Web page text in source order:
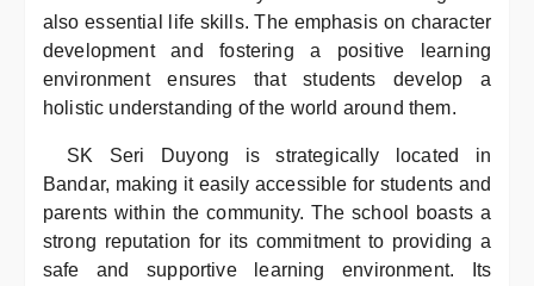
also essential life skills. The emphasis on character
development and fostering a positive learning
environment ensures that students develop a
holistic understanding of the world around them.
SK Seri Duyong is strategically located in
Bandar, making it easily accessible for students and
parents within the community. The school boasts a
strong reputation for its commitment to providing a
safe and supportive learning environment. Its